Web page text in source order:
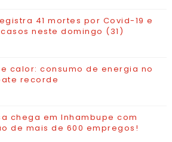
41 mortes por Covid-19 e
casos neste domingo (31)
calor: consumo de energia no
recorde
chega em Inhambupe com
de mais de 600 empregos!